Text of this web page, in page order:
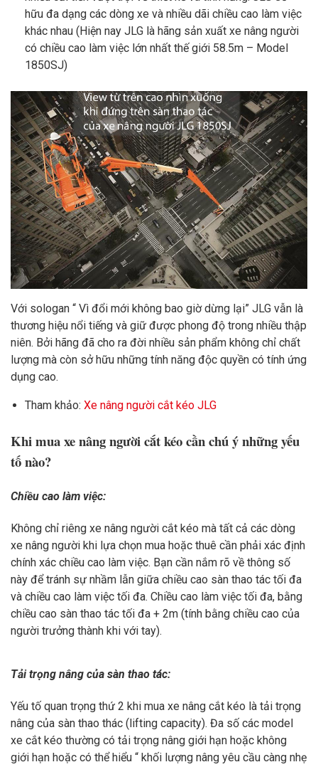
hữu đa dạng các dòng xe và nhiều dãi chiều cao làm việc
khác nhau (Hiện nay JLG là hãng sản xuất xe nâng người
có chiều cao làm việc lớn nhất thế giới 58.5m – Model
1850SJ)
Với sologan “ Vì đổi mới không bao giờ dừng lại” JLG vẫn là
thương hiệu nổi tiếng và giữ được phong độ trong nhiều thập
niên. Bởi hãng đã cho ra đời nhiều sản phẩm không chỉ chất
lượng mà còn sở hữu những tính năng độc quyền có tính ứng
dụng cao.
Tham khảo: Xe nâng người cắt kéo JLG
Khi mua xe nâng người cắt kéo cần chú ý những yếu
tố nào?
Chiều cao làm việc:
Không chỉ riêng xe nâng người cắt kéo mà tất cả các dòng
xe nâng người khi lựa chọn mua hoặc thuê cần phải xác định
chính xác chiều cao làm việc. Bạn cần nắm rõ về thông số
này để tránh sự nhầm lẫn giữa chiều cao sàn thao tác tối đa
và chiều cao làm việc tối đa. Chiều cao làm việc tối đa, bằng
chiều cao sàn thao tác tối đa + 2m (tính bằng chiều cao của
người trưởng thành khi với tay).
Tải trọng nâng của sàn thao tác:
Yếu tố quan trọng thứ 2 khi mua xe nâng cắt kéo là tải trọng
nâng của sàn thao thác (lifting capacity). Đa số các model
xe cắt kéo thường có tải trọng nâng giới hạn hoặc không
giới hạn hoặc có thể hiểu “ khối lượng nâng yêu cầu càng nhẹ